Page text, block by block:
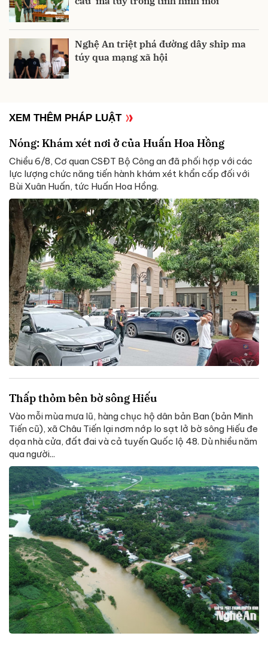
Nghệ An triệt phá đường dây ship ma
túy qua mạng xã hội
XEM THÊM PHÁP LUẬT
Nóng: Khám xét nơi ở của Huấn Hoa Hồng
Chiều 6/8, Cơ quan CSĐT Bộ Công an đã phối hợp với các
lực lượng chức năng tiến hành khám xét khẩn cấp đối với
Bùi Xuân Huấn, tức Huấn Hoa Hồng.
Thấp thỏm bên bờ sông Hiếu
Vào mỗi mùa mưa lũ, hàng chục hộ dân bản Ban (bản Minh
Tiến cũ), xã Châu Tiến lại nơm nớp lo sạt lở bờ sông Hiếu đe
dọa nhà cửa, đất đai và cả tuyến Quốc lộ 48. Dù nhiều năm
qua người...